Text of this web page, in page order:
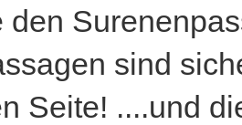
den
sind
Seite! ....und